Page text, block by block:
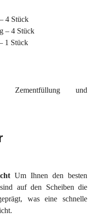
4 Stück
– 4 Stück
1 Stück
Um Ihnen den besten
auf den Scheiben die
was eine schnelle